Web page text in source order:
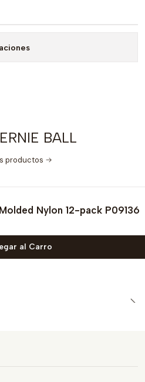
BALL
productos
Nylon 12-pack P09136
al Carro